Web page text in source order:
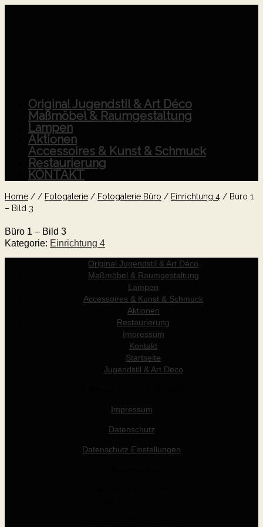
Original Jugendstil & Art Déco
Maßmöbel & Raumgestaltung
Lampen
Aktionen
Accessoires & Kunst & Schmuck
Restaurierung
KONTAKT
Home / / Fotogalerie / Fotogalerie Büro / Einrichtung 4 / Büro 1
– Bild 3
Büro 1 – Bild 3
Kategorie: Einrichtung 4
Original Jugendstil & Art Déco
Maßmöbel & Raumgestaltung
Lampen
Accessoires & Kunst & Schmuck
Aktionen
Restaurierung
Impressum
Kontakt
Startseite
Jugendstil & Art Deco
Impressum
Datenschutz
Datenschutz Einstellungen